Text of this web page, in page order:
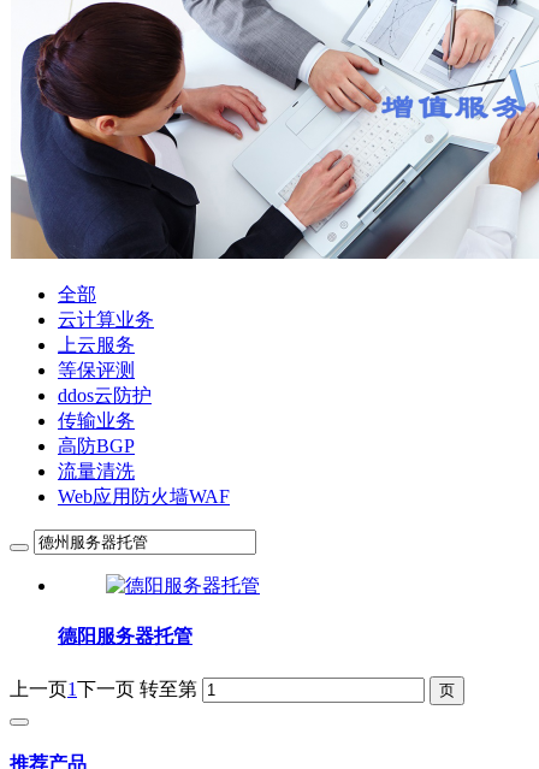
全部
云计算业务
上云服务
等保评测
ddos云防护
传输业务
高防BGP
流量清洗
Web应用防火墙WAF
德阳服务器托管
上一页1下一页 转至第
推荐产品